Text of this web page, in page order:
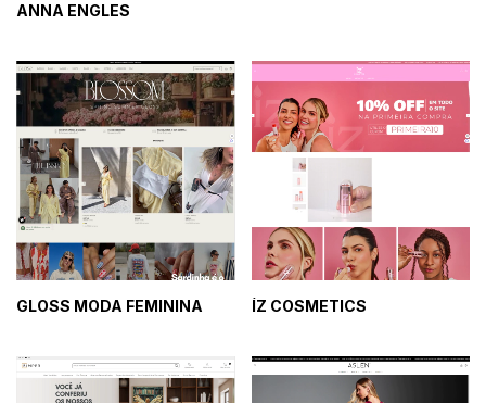
ANNA ENGLES
GLOSS MODA FEMININA ÍZ COSMETICS